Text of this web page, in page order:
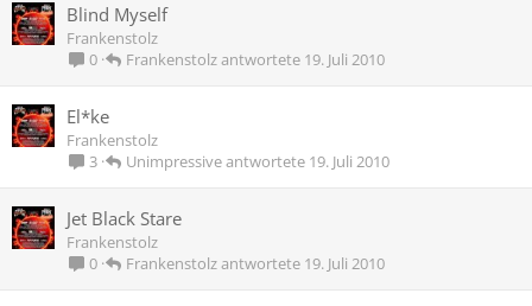
Blind Myself
Frankenstolz
0
19. Juli 2010
Frankenstolz
El*ke
Frankenstolz
3
19. Juli 2010
Unimpressive
Jet Black Stare
Frankenstolz
0
19. Juli 2010
Frankenstolz